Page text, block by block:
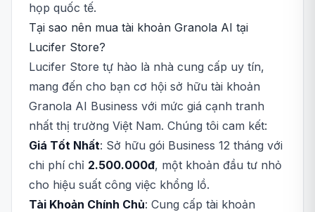
họp quốc tế.
Tại sao nên mua tài khoản Granola AI tại
Lucifer Store?
Lucifer Store tự hào là nhà cung cấp uy tín,
mang đến cho bạn cơ hội sở hữu tài khoản
Granola AI Business với mức giá cạnh tranh
nhất thị trường Việt Nam. Chúng tôi cam kết:
Giá Tốt Nhất: Sở hữu gói Business 12 tháng với
chi phí chỉ 2.500.000đ, một khoản đầu tư nhỏ
cho hiệu suất công việc khổng lồ.
Tài Khoản Chính Chủ: Cung cấp tài khoản